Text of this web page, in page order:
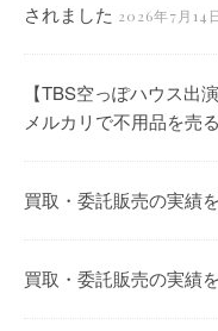
されました 2026年7月14
【TBS空っぽハウス出
メルカリで不用品を売
買取・委託販売の実績
買取・委託販売の実績